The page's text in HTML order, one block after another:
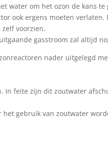
water om het ozon de kans
ook ergens moeten
voorzien.
gasstroom zal altijd
nader uitgelegd
In feite zijn dit zoutwater
gebruik van zoutwater